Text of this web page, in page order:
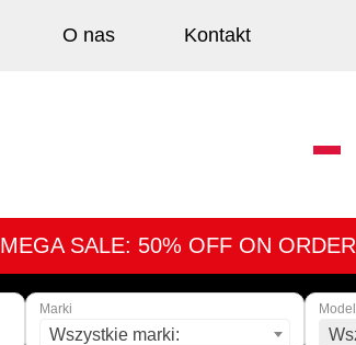
O nas Kontakt
MEGA SALE: 50% OFF ON
Marki
Wszystkie marki:
Model